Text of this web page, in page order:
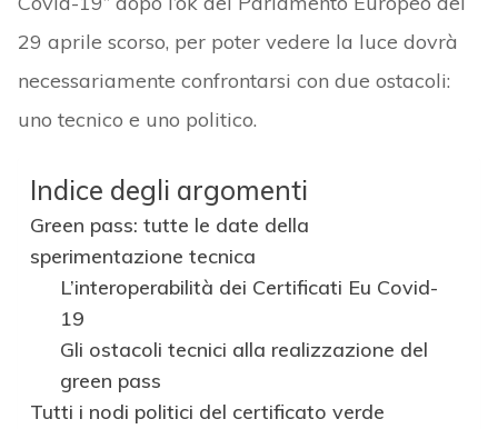
29 aprile scorso, per poter vedere la luce dovrà
necessariamente confrontarsi con due ostacoli:
uno tecnico e uno politico.
Indice degli argomenti
Green pass: tutte le date della
sperimentazione tecnica
L’interoperabilità dei Certificati Eu Covid-
19
Gli ostacoli tecnici alla realizzazione del
green pass
Tutti i nodi politici del certificato verde